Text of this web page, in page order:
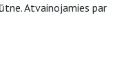
Atvainojamies par